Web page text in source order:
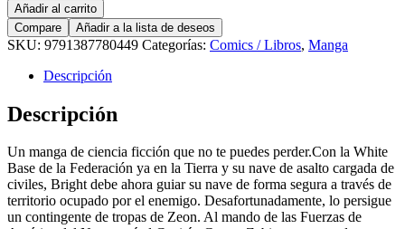
Añadir al carrito
Compare
Añadir a la lista de deseos
SKU: 9791387780449 Categorías: Comics / Libros, Manga
Descripción
Descripción
Un manga de ciencia ficción que no te puedes perder.Con la White
Base de la Federación ya en la Tierra y su nave de asalto cargada de
civiles, Bright debe ahora guiar su nave de forma segura a través de
territorio ocupado por el enemigo. Desafortunadamente, lo persigue
un contingente de tropas de Zeon. Al mando de las Fuerzas de